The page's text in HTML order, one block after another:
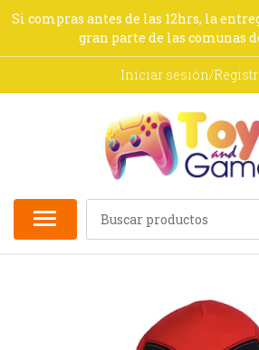
Si compras antes de las 12hrs, la
gran parte de las comunas
Iniciar sesión/